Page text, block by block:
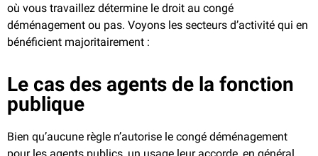
où vous travaillez détermine le droit au congé
déménagement ou pas. Voyons les secteurs d’activité qui en
bénéficient majoritairement :
Le cas des agents de la fonction
publique
Bien qu’aucune règle n’autorise le congé déménagement